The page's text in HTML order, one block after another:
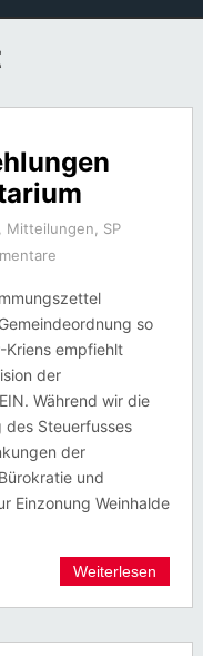
Mitteilungen
SP
so
Kriens empfiehlt
der
Während wir die
des Steuerfusses
der
und
Einzonung Weinhalde
Weiterlesen